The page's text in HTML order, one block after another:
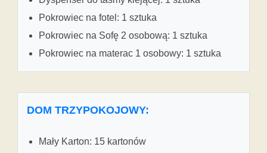
Pokrowiec na fotel: 1 sztuka
Pokrowiec na Sofę 2 osobową: 1 sztuka
Pokrowiec na materac 1 osobowy: 1 sztuka
DOM TRZYPOKOJOWY:
Mały Karton: 15 kartonów